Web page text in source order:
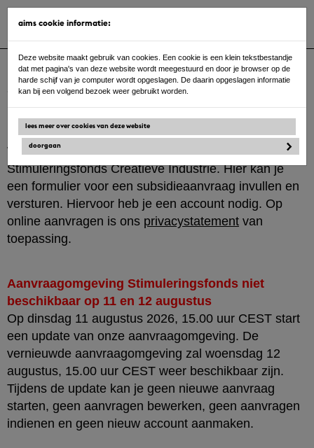
inhoudaanmelden / login
Welkom bij online aanvragen van het
Stimuleringsfonds Creatieve Industrie. Hier kan je
een formulier voor een subsidieaanvraag invullen en
versturen. Hiervoor heb je een account nodig. Op
online aanvragen is ons privacystatement van
toepassing.
Aanvraagomgeving Stimuleringsfonds niet
beschikbaar op 11 en 12 augustus
Op dinsdag 11 augustus 2026, 15.00 uur CEST start
een update van onze aanvraagomgeving. De
vernieuwde aanvraagomgeving zal woensdag 12
augustus, 15.00 uur CEST weer beschikbaar zijn.
Tijdens de update kan je geen nieuwe aanvraag
starten, geen aanvragen bewerken, geen aanvragen
indienen en geen nieuw account aanmaken.
aims cookie informatie:
Deze website maakt gebruik van cookies. Een cookie is een klein tekstbestandje
dat met pagina's van deze website wordt meegestuurd en door je browser op de
harde schijf van je computer wordt opgeslagen. De daarin opgeslagen informatie
kan bij een volgend bezoek weer gebruikt worden.
lees meer over cookies van deze website
doorgaan